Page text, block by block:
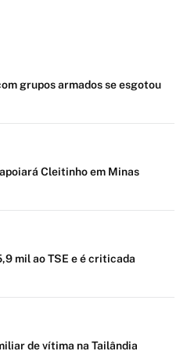
grupos armados se esgotou
Cleitinho em Minas
mil ao TSE e é criticada
de vítima na Tailândia